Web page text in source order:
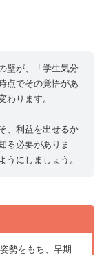
壁が、「学生気分
点でその覚悟があ
わります。
、利益を出せるか
る必要がありま
うにしましょう。
勢をもち、早期